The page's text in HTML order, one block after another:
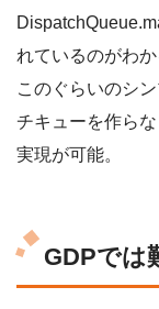
れているのがわか
このぐらいのシ
チキューを作ら
実現が可能。
GDPでは